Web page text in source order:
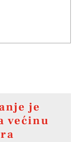
je
većinu